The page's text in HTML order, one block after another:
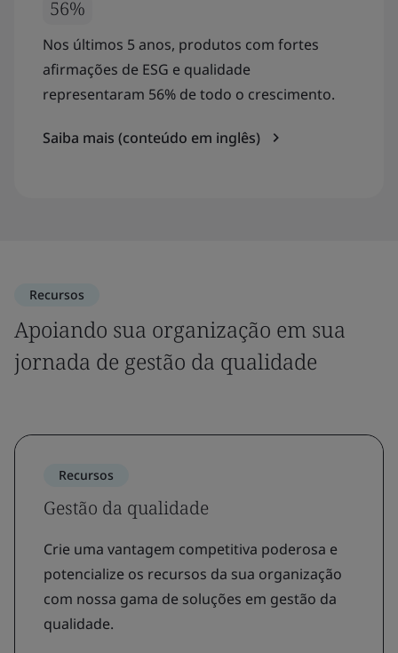
56%
Nos últimos 5 anos, produtos com fortes
afirmações de ESG e qualidade
representaram 56% de todo o crescimento.
Saiba mais (conteúdo em inglês)
Recursos
Apoiando sua organização em sua
jornada de gestão da qualidade
Recursos
Gestão da qualidade
Crie uma vantagem competitiva poderosa e
potencialize os recursos da sua organização
com nossa gama de soluções em gestão da
qualidade.